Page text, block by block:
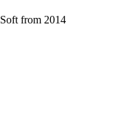
from 2014